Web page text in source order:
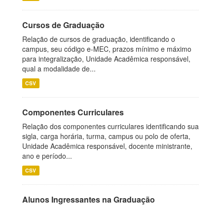
Cursos de Graduação
Relação de cursos de graduação, identificando o
campus, seu código e-MEC, prazos mínimo e máximo
para integralização, Unidade Acadêmica responsável,
qual a modalidade de...
CSV
Componentes Curriculares
Relação dos componentes curriculares identificando sua
sigla, carga horária, turma, campus ou polo de oferta,
Unidade Acadêmica responsável, docente ministrante,
ano e período...
CSV
Alunos Ingressantes na Graduação